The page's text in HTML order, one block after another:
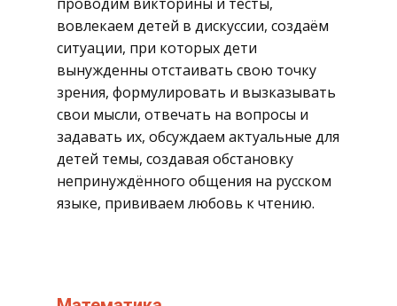
вовлекаем детей в дискуссии, создаём
ситуации, при которых дети
вынужденны отстаивать свою точку
зрения, формулировать и вызказывать
свои мысли, отвечать на вопросы и
задавать их, обсуждаем актуальные для
детей темы, создавая обстановку
непринуждённого общения на русском
языке, прививаем любовь к чтению.